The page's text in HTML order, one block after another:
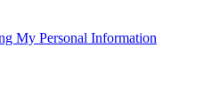
My Personal Information